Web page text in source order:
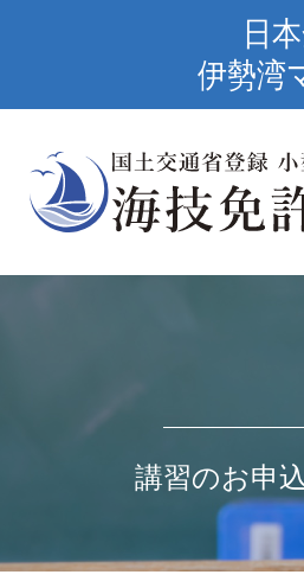
日
伊勢湾
講習のお申